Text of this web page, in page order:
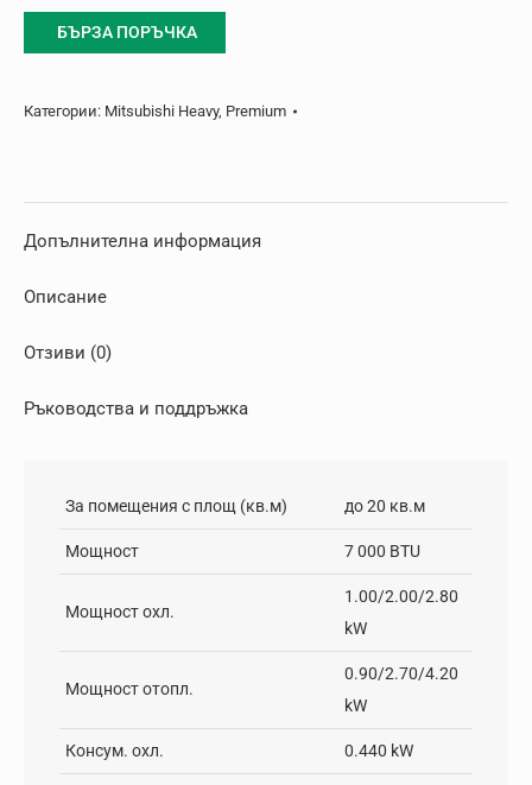
вграден
БЪРЗА ПОРЪЧКА
Категории: Mitsubishi Heavy, Premium
Допълнителна информация
Описание
Отзиви (0)
Ръководства и поддръжка
За помещения с площ (кв.м) до 20 кв.м
Мощност 7 000 BTU
Мощност охл.
1.00/2.00/2.80
kW
Мощност отопл.
0.90/2.70/4.20
kW
Консум. охл. 0.440 kW